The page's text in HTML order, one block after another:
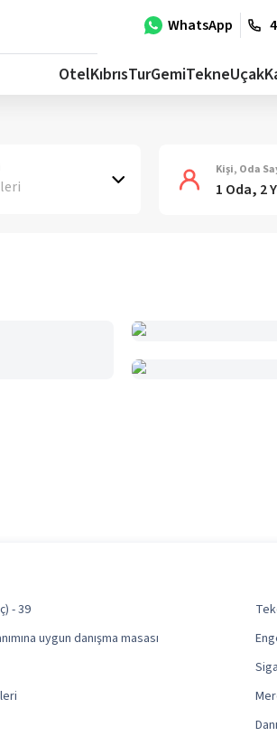
WhatsApp
OtelKıbrısTurGemiTekneUçak
Kişi, Oda
1 Oda, 2
- 39
uygun danışma masası